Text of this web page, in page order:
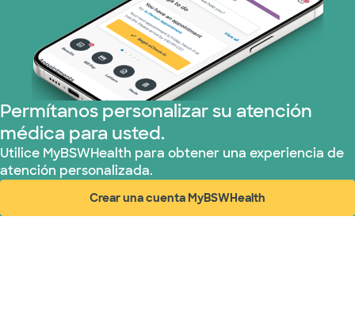
Permítanos personalizar su atención
médica para usted.
Utilice MyBSWHealth para obtener una experiencia de
atención personalizada.
Crear una cuenta MyBSWHealth
(abre en ventana nueva)